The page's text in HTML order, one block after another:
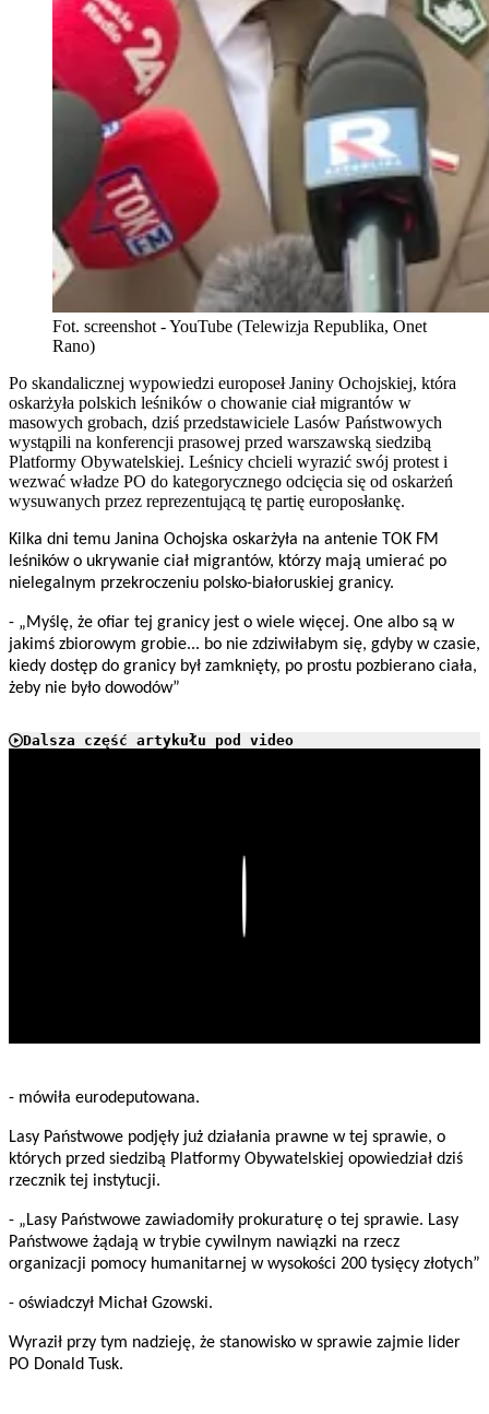
Fot. screenshot - YouTube (Telewizja Republika, Onet
Rano)
Po skandalicznej wypowiedzi europoseł Janiny Ochojskiej, która
oskarżyła polskich leśników o chowanie ciał migrantów w
masowych grobach, dziś przedstawiciele Lasów Państwowych
wystąpili na konferencji prasowej przed warszawską siedzibą
Platformy Obywatelskiej. Leśnicy chcieli wyrazić swój protest i
wezwać władze PO do kategorycznego odcięcia się od oskarżeń
wysuwanych przez reprezentującą tę partię europosłankę.
Kilka dni temu Janina Ochojska oskarżyła na antenie TOK FM
leśników o ukrywanie ciał migrantów, którzy mają umierać po
nielegalnym przekroczeniu polsko-białoruskiej granicy.
- „Myślę, że ofiar tej granicy jest o wiele więcej. One albo są w
jakimś zbiorowym grobie... bo nie zdziwiłabym się, gdyby w czasie,
kiedy dostęp do granicy był zamknięty, po prostu pozbierano ciała,
żeby nie było dowodów”
Dalsza część artykułu pod video
- mówiła eurodeputowana.
Lasy Państwowe podjęły już działania prawne w tej sprawie, o
których przed siedzibą Platformy Obywatelskiej opowiedział dziś
rzecznik tej instytucji.
- „Lasy Państwowe zawiadomiły prokuraturę o tej sprawie. Lasy
Państwowe żądają w trybie cywilnym nawiązki na rzecz
organizacji pomocy humanitarnej w wysokości 200 tysięcy złotych”
- oświadczył Michał Gzowski.
Wyraził przy tym nadzieję, że stanowisko w sprawie zajmie lider
PO Donald Tusk.